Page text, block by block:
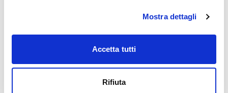
Mostra dettagli
Accetta tutti
Rifiuta
🏘️ Scopri il comune di